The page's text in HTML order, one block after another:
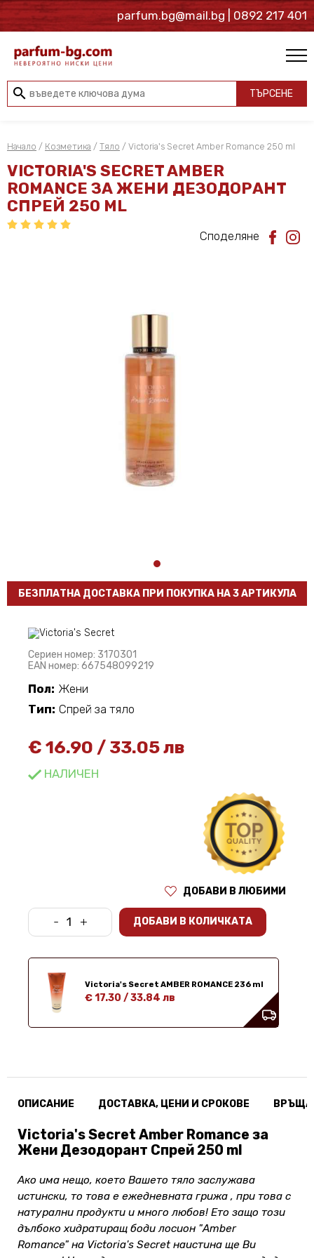
parfum.bg@mail.bg | 0892 217 401
search ТЪРСЕНЕ
Начало / Козметика / Тяло / Victoria's Secret Amber Romance 250 ml
VICTORIA'S SECRET AMBER
ROMANCE ЗА ЖЕНИ ДЕЗОДОРАНТ
СПРЕЙ 250 ML
Споделяне
БЕЗПЛАТНА ДОСТАВКА ПРИ ПОКУПКА НА 3 АРТИКУЛА
Сериен номер: 3170301
EAN номер: 667548099219
Пол: Жени
Тип: Спрей за тяло
€ 16.90 / 33.05 лв
НАЛИЧЕН
ДОБАВИ В ЛЮБИМИ
- + ДОБАВИ В КОЛИЧКАТА
Victoria's Secret AMBER ROMANCE 236 ml
€ 17.30 /33.84 лв
ОПИСАНИЕ ДОСТАВКА, ЦЕНИ И СРОКОВЕ
Victoria's Secret Amber Romance за
Жени Дезодорант Спрей 250 ml
Ако има нещо, което Вашето тяло заслужава
истински, то това е ежедневната грижа , при това с
натурални продукти и много любов! Ето защо този
дълбоко хидратиращ боди лосион "Amber
Romance" на Victoria's Secret наистина ще Ви